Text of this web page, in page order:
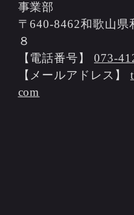
事業部
〒640-8462和歌山県
８
【電話番号】073-
【メールアドレス】
com